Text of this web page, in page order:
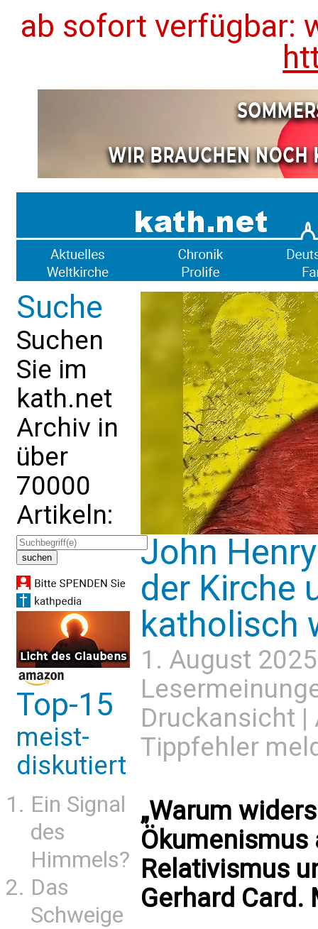
ab sofort verfügbar:
Suche
Suchen
Sie im
kath.net
Archiv in
über
70000
Artikeln:
Top-15
meist-
diskutiert
Ein Signal
des
Himmels?
Das
Schweige
John
der Kirche
katholisch
1. August
Druckansicht |
Tippfehler
„Warum
Ökumenismus
Relativismus
Gerhard Card.